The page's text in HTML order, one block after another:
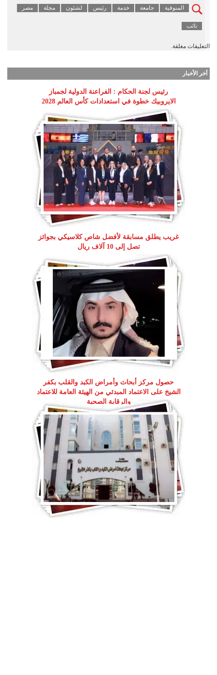
المنوفية جامعة خدمة رئيس لشئون مجلة مصر
نائب
التعليقات مغلقة.
أخر الأخبار
رئيس لجنة الحكام : الفراعنة الدولية لجمباز
الايروبيك خطوة في استعدادات كأس العالم 2028
غريب يطلق مسابقة لأفضل شاص كلاسيكي بجوائز
تصل إلى 10 آلاف ريال
حصول مركز أبحاث وأمراض الكبد والقلب بكفر
الشيخ على الاعتماد المبدئي من الهيئة العامة للاعتماد
والرقابة الصحية